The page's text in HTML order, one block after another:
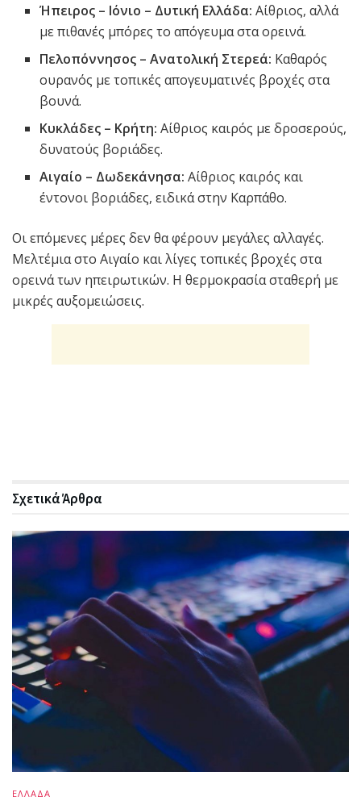
Ήπειρος – Ιόνιο – Δυτική Ελλάδα: Αίθριος, αλλά
με πιθανές μπόρες το απόγευμα στα ορεινά.
Πελοπόννησος – Ανατολική Στερεά: Καθαρός
ουρανός με τοπικές απογευματινές βροχές στα
βουνά.
Κυκλάδες – Κρήτη: Αίθριος καιρός με δροσερούς,
δυνατούς βοριάδες.
Αιγαίο – Δωδεκάνησα: Αίθριος καιρός και
έντονοι βοριάδες, ειδικά στην Καρπάθο.
Οι επόμενες μέρες δεν θα φέρουν μεγάλες αλλαγές.
Μελτέμια στο Αιγαίο και λίγες τοπικές βροχές στα
ορεινά των ηπειρωτικών. Η θερμοκρασία σταθερή με
μικρές αυξομειώσεις.
ΣχετικάΆρθρα
ΕΛΛΑΔΑ